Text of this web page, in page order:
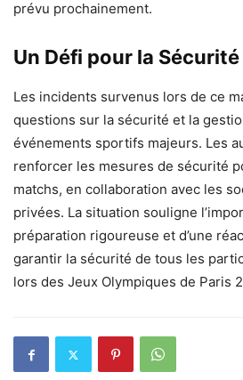
prévu prochainement.
Un Défi pour la Sécurité
Les incidents survenus lors de ce
questions sur la sécurité et la
événements sportifs majeurs. Les
renforcer les mesures de sécurité
matchs, en collaboration avec les
privées. La situation souligne
préparation rigoureuse et d’une
garantir la sécurité de tous les
lors des Jeux Olympiques de Paris